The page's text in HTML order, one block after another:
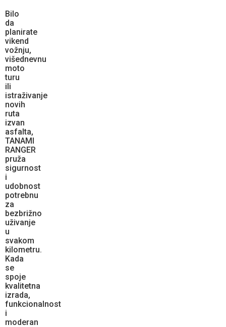
Bilo
da
planirate
vikend
vožnju,
višednevnu
moto
turu
ili
istraživanje
novih
ruta
izvan
asfalta,
TANAMI
RANGER
pruža
sigurnost
i
udobnost
potrebnu
za
bezbrižno
uživanje
u
svakom
kilometru.
Kada
se
spoje
kvalitetna
izrada,
funkcionalnost
i
moderan